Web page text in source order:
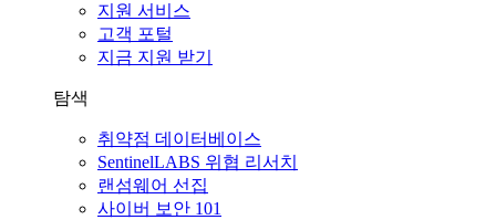
지원 서비스
고객 포털
지금 지원 받기
탐색
취약점 데이터베이스
SentinelLABS 위협 리서치
랜섬웨어 선집
사이버 보안 101